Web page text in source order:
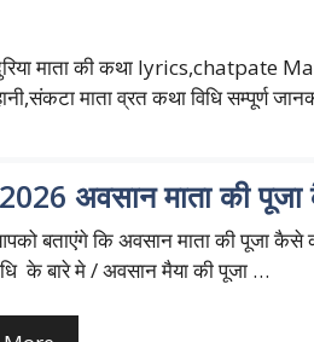
माता की कथा
माता व्रत कथा विधि सम्पूर्ण
अवसान माता की
बताएंगे कि अवसान माता की पूजा
के बारे मे / अवसान मैया की पूजा …